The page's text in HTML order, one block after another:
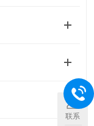
联系